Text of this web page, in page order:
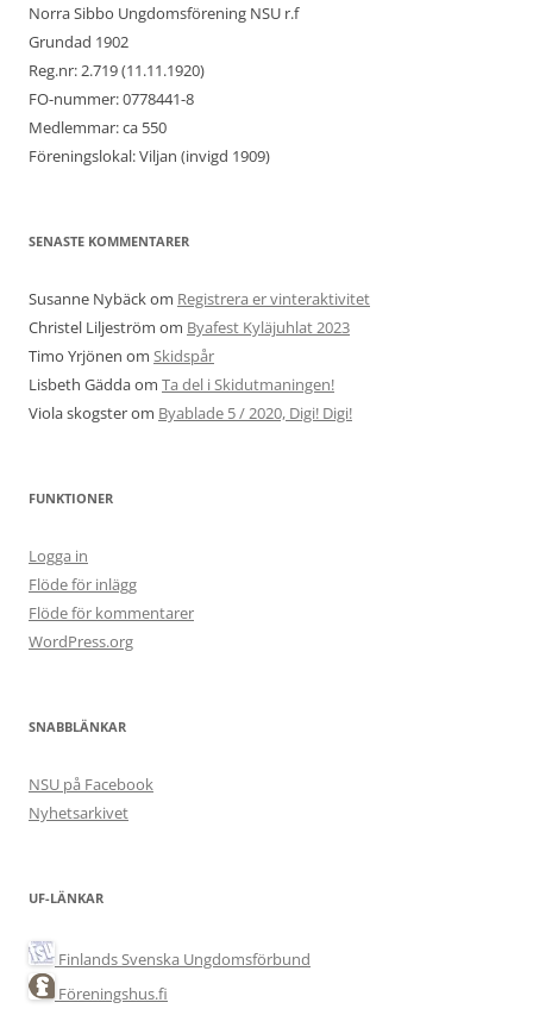
Norra Sibbo Ungdomsförening NSU r.f
Grundad 1902
Reg.nr: 2.719 (11.11.1920)
FO-nummer: 0778441-8
Medlemmar: ca 550
Föreningslokal: Viljan (invigd 1909)
SENASTE KOMMENTARER
Susanne Nybäckom Registrera er vinteraktivitet
Christel Liljeström om Byafest Kyläjuhlat 2023
Timo Yrjönen om Skidspår
Lisbeth Gäddaom Ta del i Skidutmaningen!
Viola skogsterom Byablade 5 / 2020, Digi! Digi!
FUNKTIONER
Logga in
Flöde för inlägg
Flöde för kommentarer
WordPress.org
SNABBLÄNKAR
NSU på Facebook
Nyhetsarkivet
UF-LÄNKAR
Finlands Svenska Ungdomsförbund
Föreningshus.fi